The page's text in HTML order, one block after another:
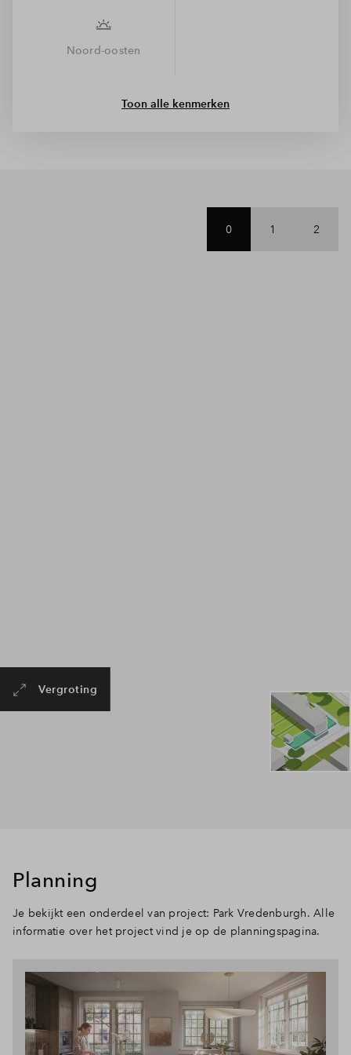
Noord-oosten
Toon alle kenmerken
0 1 2
Vergroting
Planning
Je bekijkt een onderdeel van project: Park Vredenburgh. Alle
informatie over het project vind je op de planningspagina.